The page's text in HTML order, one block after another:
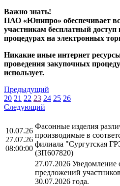
Важно знать!
ПАО «Юнипро» обеспечивает
участникам бесплатный
процедурах на электронных
Никакие иные интернет
проведения закупочных
использует.
Предыдущий
20 21 22 23 24 25 26
Следующий
10.07.26
27.07.26
08:00:00
Фасонные изделия
производимые в
филиала
(ЗП607820)
27.07.2026 Уведомление
предложений
30.07.2026 года.